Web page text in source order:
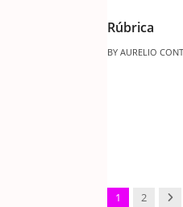
Rúbrica
BY AURELIO
1 2 Next